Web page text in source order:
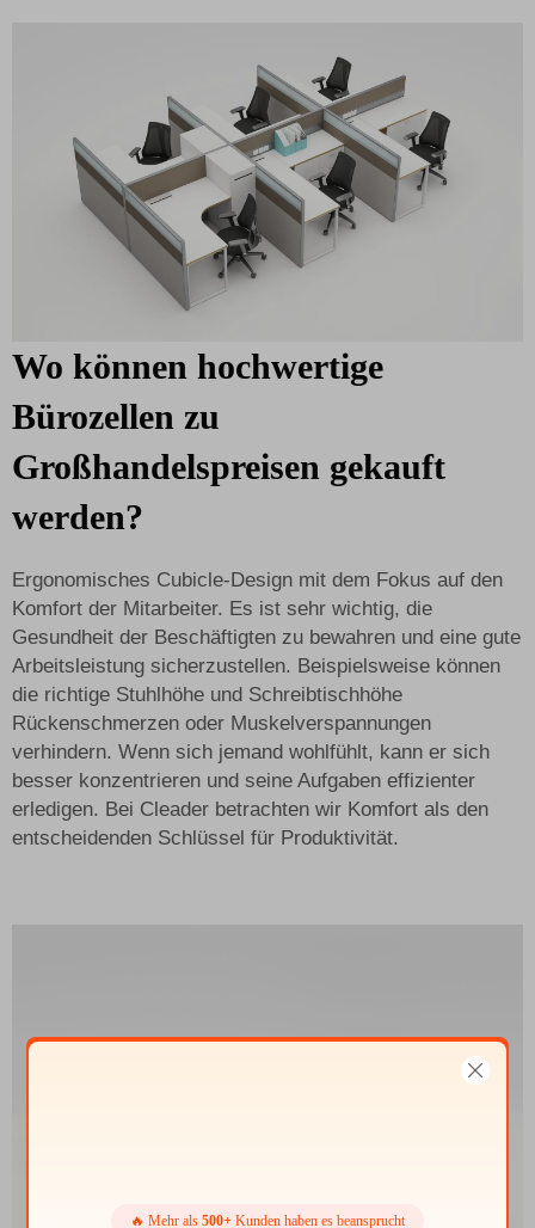
Wo können hochwertige
Bürozellen zu
Großhandelspreisen gekauft
werden?
Ergonomisches Cubicle-Design mit dem Fokus auf den
Komfort der Mitarbeiter. Es ist sehr wichtig, die
Gesundheit der Beschäftigten zu bewahren und eine gute
Arbeitsleistung sicherzustellen. Beispielsweise können
die richtige Stuhlhöhe und Schreibtischhöhe
Rückenschmerzen oder Muskelverspannungen
verhindern. Wenn sich jemand wohlfühlt, kann er sich
besser konzentrieren und seine Aufgaben effizienter
erledigen. Bei Cleader betrachten wir Komfort als den
entscheidenden Schlüssel für Produktivität.
🔥 Mehr als 500+ Kunden haben es beansprucht